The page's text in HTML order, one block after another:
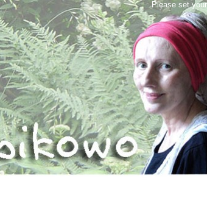
Please set